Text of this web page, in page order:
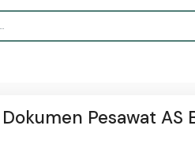
Pesawat AS